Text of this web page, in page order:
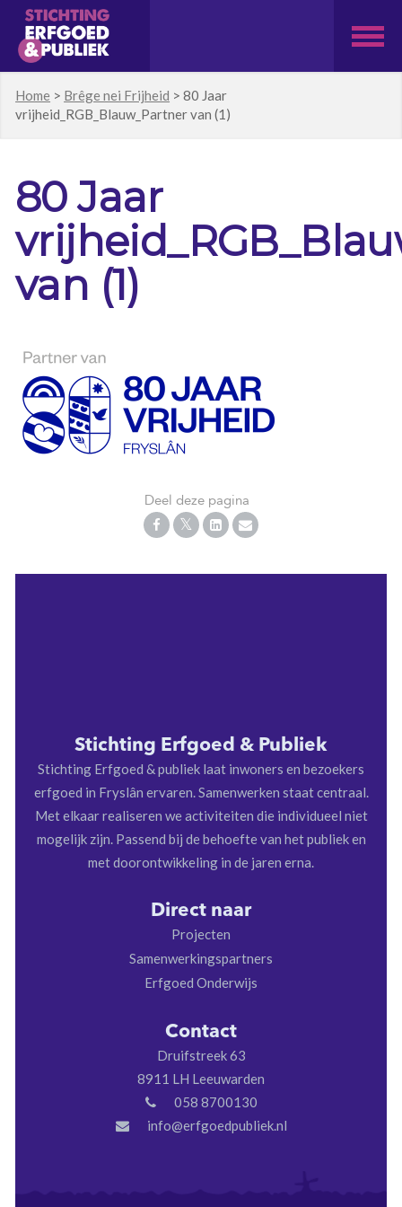
Home > Brêge nei Frijheid >80 Jaar
vrijheid_RGB_Blauw_Partner van (1)
80 Jaar
van (1)
Deel deze pagina
Stichting Erfgoed & Publiek
Stichting Erfgoed & publiek laat inwoners en bezoekers
erfgoed in Fryslân ervaren. Samenwerken staat centraal.
Met elkaar realiseren we activiteiten die individueel niet
mogelijk zijn. Passend bij de behoefte van het publiek en
met doorontwikkeling in de jaren erna.
Direct naar
Projecten
Samenwerkingspartners
Erfgoed Onderwijs
Contact
Druifstreek 63
8911 LH Leeuwarden
058 8700130
info@erfgoedpubliek.nl